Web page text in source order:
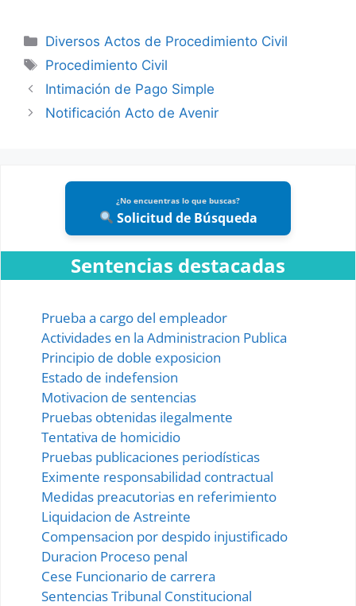
Categories
Diversos Actos de Procedimiento Civil
Tags
Procedimiento Civil
Intimación de Pago Simple
Notificación Acto de Avenir
¿No encuentras lo que buscas?
Solicitud de Búsqueda
Sentencias destacadas
Prueba a cargo del empleador
Actividades en la Administracion Publica
Principio de doble exposicion
Estado de indefension
Motivacion de sentencias
Pruebas obtenidas ilegalmente
Tentativa de homicidio
Pruebas publicaciones periodísticas
Eximente responsabilidad contractual
Medidas preacutorias en referimiento
Liquidacion de Astreinte
Compensacion por despido injustificado
Duracion Proceso penal
Cese Funcionario de carrera
Sentencias Tribunal Constitucional